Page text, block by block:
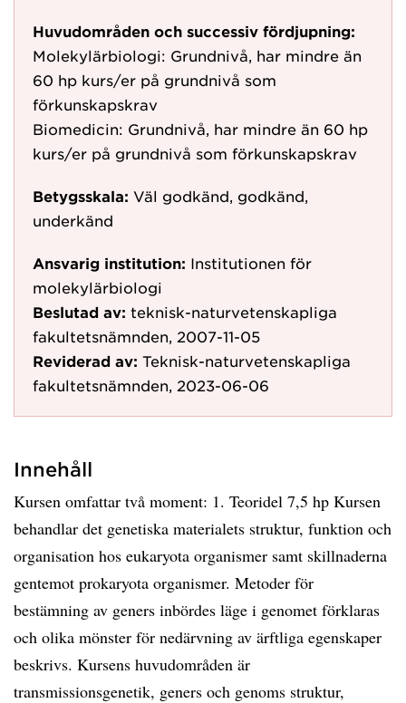
Huvudområden och successiv fördjupning:
Molekylärbiologi: Grundnivå, har mindre än
60 hp kurs/er på grundnivå som
förkunskapskrav
Biomedicin: Grundnivå, har mindre än 60 hp
kurs/er på grundnivå som förkunskapskrav
Betygsskala: Väl godkänd, godkänd,
underkänd
Ansvarig institution: Institutionen för
molekylärbiologi
Beslutad av: teknisk-naturvetenskapliga
fakultetsnämnden, 2007-11-05
Reviderad av: Teknisk-naturvetenskapliga
fakultetsnämnden, 2023-06-06
Innehåll
Kursen omfattar två moment: 1. Teoridel 7,5 hp Kursen
behandlar det genetiska materialets struktur, funktion och
organisation hos eukaryota organismer samt skillnaderna
gentemot prokaryota organismer. Metoder för
bestämning av geners inbördes läge i genomet förklaras
och olika mönster för nedärvning av ärftliga egenskaper
beskrivs. Kursens huvudområden är
transmissionsgenetik, geners och genoms struktur,